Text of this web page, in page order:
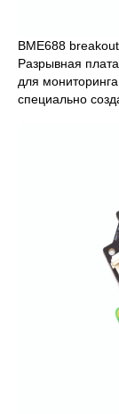
BME688
Разрывная
для мониторинга
специально